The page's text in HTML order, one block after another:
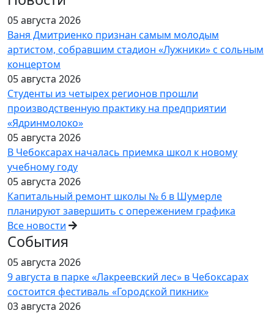
05 августа 2026
Ваня Дмитриенко признан самым молодым
артистом, собравшим стадион «Лужники» с сольным
концертом
05 августа 2026
Студенты из четырех регионов прошли
производственную практику на предприятии
«Ядринмолоко»
05 августа 2026
В Чебоксарах началась приемка школ к новому
учебному году
05 августа 2026
Капитальный ремонт школы № 6 в Шумерле
планируют завершить с опережением графика
Все новости
События
05 августа 2026
9 августа в парке «Лакреевский лес» в Чебоксарах
состоится фестиваль «Городской пикник»
03 августа 2026